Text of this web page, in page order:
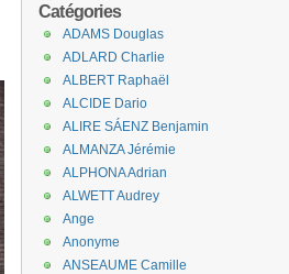
Catégories
ADAMS Douglas
ADLARD Charlie
ALBERT Raphaël
ALCIDE Dario
ALIRE SÁENZ Benjamin
ALMANZA Jérémie
ALPHONA Adrian
ALWETT Audrey
Ange
Anonyme
ANSEAUME Camille